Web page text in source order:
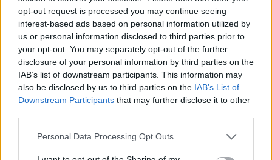
opt-out request is processed you may continue seeing
interest-based ads based on personal information utilized by
us or personal information disclosed to third parties prior to
your opt-out. You may separately opt-out of the further
disclosure of your personal information by third parties on the
IAB’s list of downstream participants. This information may
also be disclosed by us to third parties on the IAB’s List of
Downstream Participants that may further disclose it to other
Personal Data Processing Opt Outs
·Ti stimo·Rispondi
Bociaa:Blek seee ma l' ultima discesa è ripidissima
😢
·Ti stimo· Rispondi
Comunque povera lei se lui si regge li'😬😅